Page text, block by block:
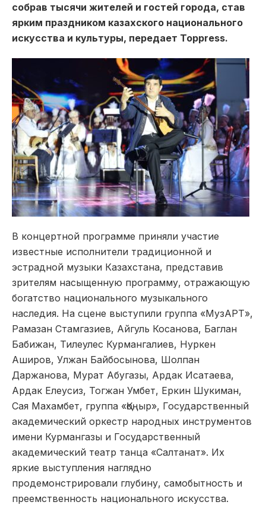
собрав тысячи жителей и гостей города, став
ярким праздником казахского национального
искусства и культуры, передает Toppress.
В концертной программе приняли участие
известные исполнители традиционной и
эстрадной музыки Казахстана, представив
зрителям насыщенную программу, отражающую
богатство национального музыкального
наследия. На сцене выступили группа «МузАРТ»,
Рамазан Стамгазиев, Айгуль Косанова, Баглан
Бабижан, Тилеулес Курмангалиев, Нуркен
Аширов, Улжан Байбосынова, Шолпан
Даржанова, Мурат Абугазы, Ардак Исатаева,
Ардак Елеусиз, Тогжан Умбет, Еркин Шукиман,
Сая Махамбет, группа «Қоңыр», Государственный
академический оркестр народных инструментов
имени Курмангазы и Государственный
академический театр танца «Салтанат». Их
яркие выступления наглядно
продемонстрировали глубину, самобытность и
преемственность национального искусства.